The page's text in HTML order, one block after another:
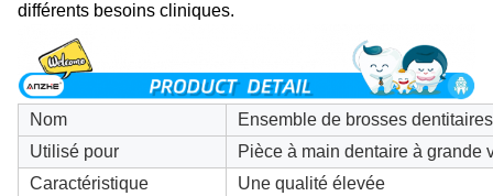
différents besoins cliniques.
Nom
Ensemble de brosses
Utilisé pour
Pièce à main dentaire à grande
Caractéristique
Une qualité élevée